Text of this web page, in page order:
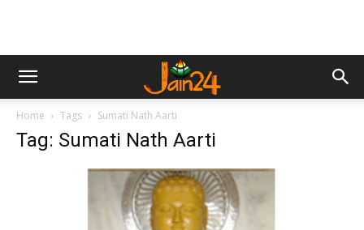
Home Tags Sumati Nath Aarti
Tag: Sumati Nath Aarti